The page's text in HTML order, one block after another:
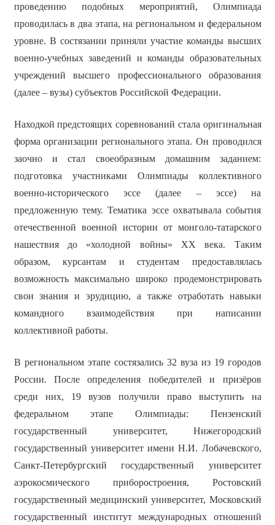
проведению подобных мероприятий, Олимпиада
проводилась в два этапа, на региональном и федеральном
уровне. В состязании приняли участие команды высших
военно-учебных заведений и команды образовательных
учреждений высшего профессионального образования
(далее – вузы) субъектов Российской Федерации.
Находкой предстоящих соревнований стала оригинальная
форма организации регионального этапа. Он проводился
заочно и стал своеобразным домашним заданием:
подготовка участниками Олимпиады коллективного
военно-исторического эссе (далее – эссе) на
предложенную тему. Тематика эссе охватывала события
отечественной военной истории от монголо-татарского
нашествия до «холодной войны» ХХ века. Таким
образом, курсантам и студентам предоставлялась
возможность максимально широко продемонстрировать
свои знания и эрудицию, а также отработать навыки
командного взаимодействия при написании
коллективной работы.
В региональном этапе состязались 32 вуза из 19 городов
России. После определения победителей и призёров
среди них, 19 вузов получили право выступить на
федеральном этапе Олимпиады: Пензенский
государственный университет, Нижегородский
государственный университет имени Н.И. Лобачевского,
Санкт-Петербургский государственный университет
аэрокосмического приборостроения, Ростовский
государственный медицинский университет, Московский
государственный институт международных отношений